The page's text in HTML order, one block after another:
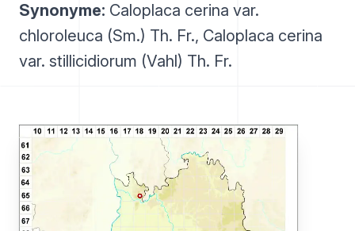
Synonyme: Caloplaca cerina var.
chloroleuca (Sm.) Th. Fr., Caloplaca cerina
var. stillicidiorum (Vahl) Th. Fr.